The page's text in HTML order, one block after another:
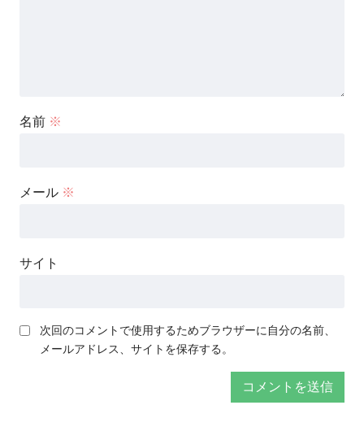
名前 ※
メール ※
サイト
次回のコメントで使用するためブラウザーに自分の名前、
メールアドレス、サイトを保存する。